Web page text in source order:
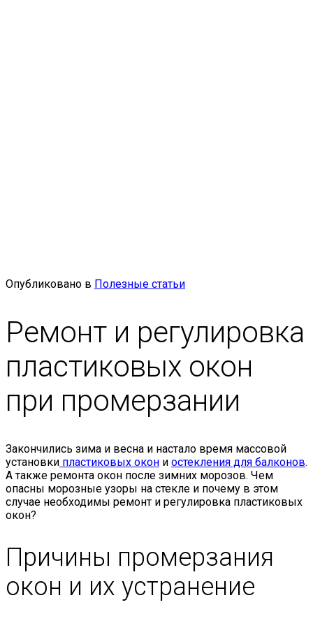
Опубликовано в Полезные статьи
Ремонт и регулировка
пластиковых окон
при промерзании
Закончились зима и весна и настало время массовой
установки пластиковых окон и остекления для балконов.
А также ремонта окон после зимних морозов. Чем
опасны морозные узоры на стекле и почему в этом
случае необходимы ремонт и регулировка пластиковых
окон?
Причины промерзания
окон и их устранение